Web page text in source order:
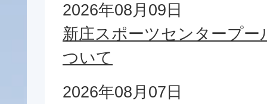
着
情
報
2026年08月09日
新庄スポーツセンタープー
ついて
2026年08月07日